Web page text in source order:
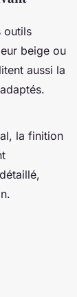
outils
beige ou
aussi la
la finition